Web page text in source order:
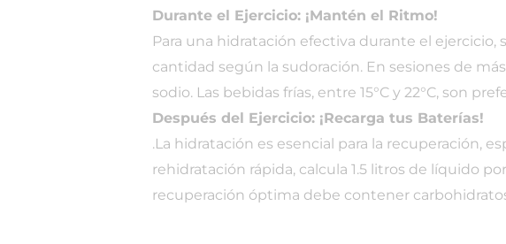
Durante el Ejercicio: ¡Mantén el Ritmo!
Para una hidratación efectiva durante el
cantidad según la sudoración. En sesiones de
sodio. Las bebidas frías, entre 15°C y 22°C, son
Después del Ejercicio: ¡Recarga tus Baterías!
.La hidratación es esencial para la recuperación,
rehidratación rápida, calcula 1.5 litros de líquido
recuperación óptima debe contener